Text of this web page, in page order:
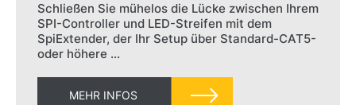
Schließen Sie mühelos die Lücke zwischen Ihrem
SPI-Controller und LED-Streifen mit dem
SpiExtender, der Ihr Setup über Standard-CAT5-
oder höhere …
MEHR INFOS